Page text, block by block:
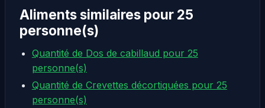
Aliments similaires pour 25
personne(s)
Quantité de Dos de cabillaud pour 25
personne(s)
Quantité de Crevettes décortiquées pour 25
personne(s)